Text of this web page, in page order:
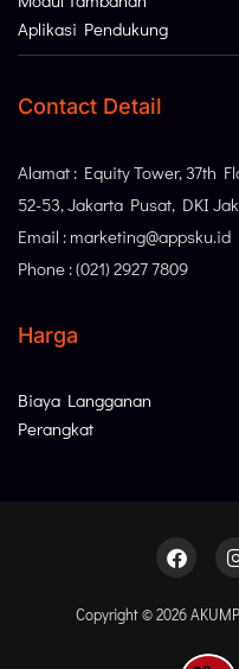
Aplikasi Pendukung
Contact Detail
Alamat : Equity Tower, 37th
52-53, Jakarta Pusat, DKI
Email : marketing@appsku.id
Phone : (021) 2927 7809
Harga
Biaya Langganan
Perangkat
Copyright © 2026